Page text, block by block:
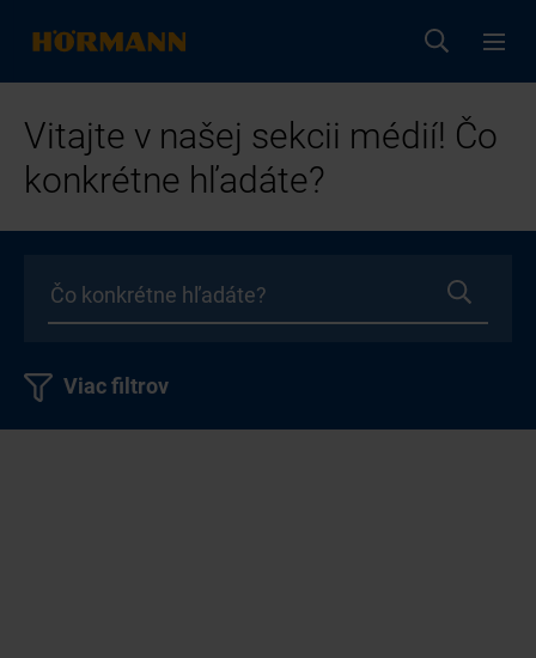
Vitajte v našej sekcii médií! Čo
konkrétne hľadáte?
Viac filtrov